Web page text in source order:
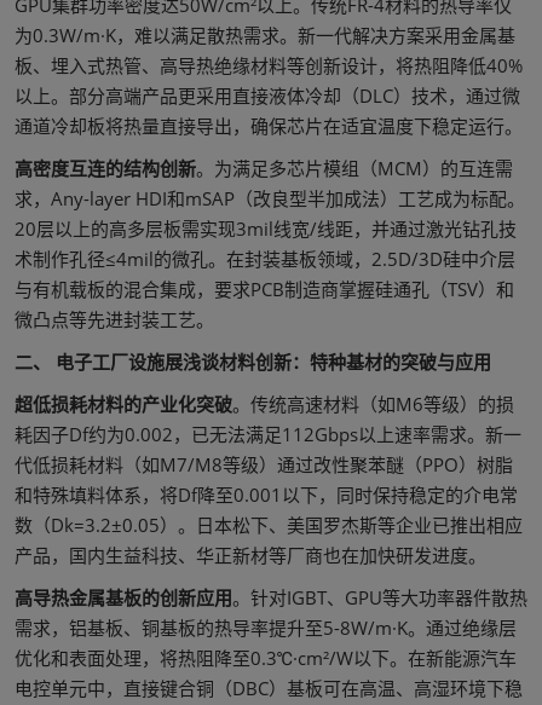
GPU集群功率密度达50W/cm²以上。传统FR-4材料的热导率仅
为0.3W/m·K，难以满足散热需求。新一代解决方案采用金属基
板、埋入式热管、高导热绝缘材料等创新设计，将热阻降低40%
以上。部分高端产品更采用直接液体冷却（DLC）技术，通过微
通道冷却板将热量直接导出，确保芯片在适宜温度下稳定运行。
高密度互连的结构创新。为满足多芯片模组（MCM）的互连需
求，Any-layer HDI和mSAP（改良型半加成法）工艺成为标配。
20层以上的高多层板需实现3mil线宽/线距，并通过激光钻孔技
术制作孔径≤4mil的微孔。在封装基板领域，2.5D/3D硅中介层
与有机载板的混合集成，要求PCB制造商掌握硅通孔（TSV）和
微凸点等先进封装工艺。
二、 电子工厂设施展浅谈材料创新：特种基材的突破与应用
超低损耗材料的产业化突破。传统高速材料（如M6等级）的损
耗因子Df约为0.002，已无法满足112Gbps以上速率需求。新一
代低损耗材料（如M7/M8等级）通过改性聚苯醚（PPO）树脂
和特殊填料体系，将Df降至0.001以下，同时保持稳定的介电常
数（Dk=3.2±0.05）。日本松下、美国罗杰斯等企业已推出相应
产品，国内生益科技、华正新材等厂商也在加快研发进度。
高导热金属基板的创新应用。针对IGBT、GPU等大功率器件散热
需求，铝基板、铜基板的热导率提升至5-8W/m·K。通过绝缘层
优化和表面处理，将热阻降至0.3℃·cm²/W以下。在新能源汽车
电控单元中，直接键合铜（DBC）基板可在高温、高湿环境下稳